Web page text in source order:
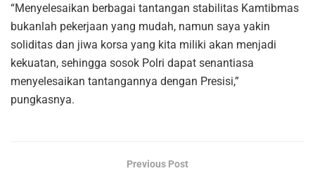
“Menyelesaikan berbagai tantangan stabilitas Kamtibmas
bukanlah pekerjaan yang mudah, namun saya yakin
soliditas dan jiwa korsa yang kita miliki akan menjadi
kekuatan, sehingga sosok Polri dapat senantiasa
menyelesaikan tantangannya dengan Presisi,”
pungkasnya.
Previous Post